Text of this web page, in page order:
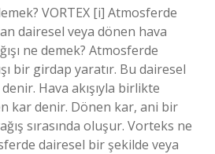
VORTEX [i] Atmosferde
dairesel veya dönen hava
ne demek? Atmosferde
bir girdap yaratır. Bu dairesel
Hava akışıyla birlikte
kar denir. Dönen kar, ani bir
sırasında oluşur. Vorteks ne
dairesel bir şekilde veya